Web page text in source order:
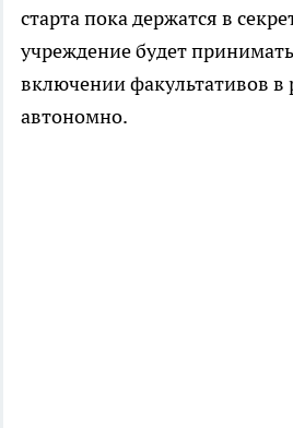
старта пока держатся в
учреждение будет
включении факультативов в
автономно.